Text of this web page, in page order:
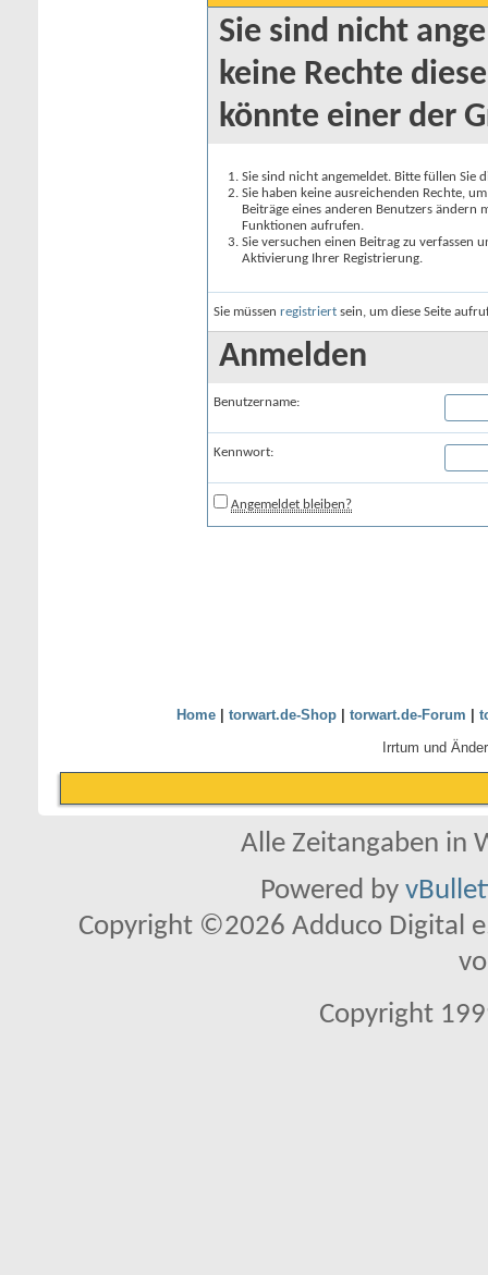
Sie sind nicht
keine Rechte
könnte einer der
Sie sind nicht angemeldet. Bitte füllen Sie
Sie haben keine ausreichenden Rechte,
Beiträge eines anderen Benutzers
Funktionen aufrufen.
Sie versuchen einen Beitrag zu verfassen
Aktivierung Ihrer Registrierung.
Sie müssen registriert sein, um diese Seite
Anmelden
Benutzername:
Kennwort:
Angemeldet bleiben?
Home| torwart.de-Shop| torwart.de-Forum
Irrtum und
Alle Zeitangaben in
Powered by
Copyright ©2026 Adduco Digital
Copyright